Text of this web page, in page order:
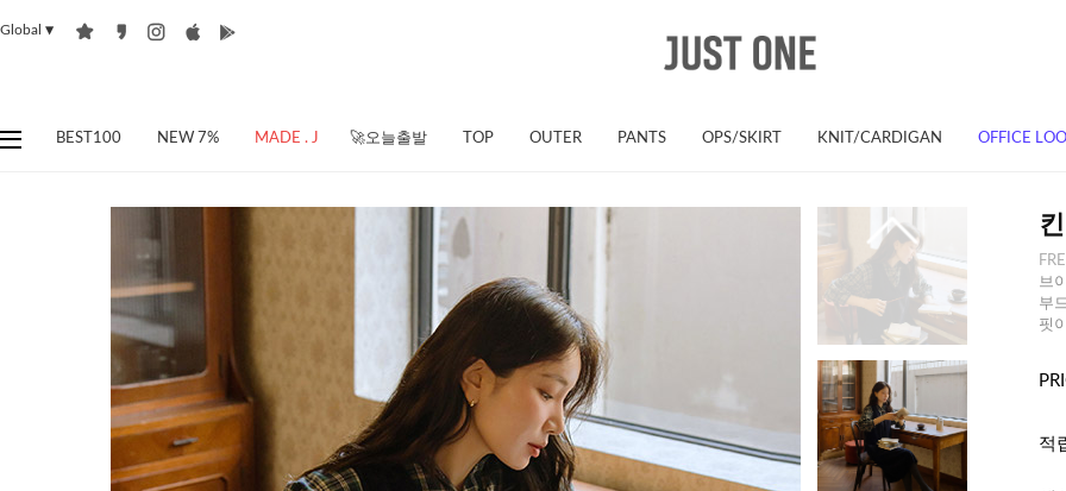
Global ▼
BEST100 NEW 7% MADE . J 🚀오늘출발 TOP OUTER PANTS OPS/SKIRT KNIT/CARDIGAN OFFICE
브
부
핏
적